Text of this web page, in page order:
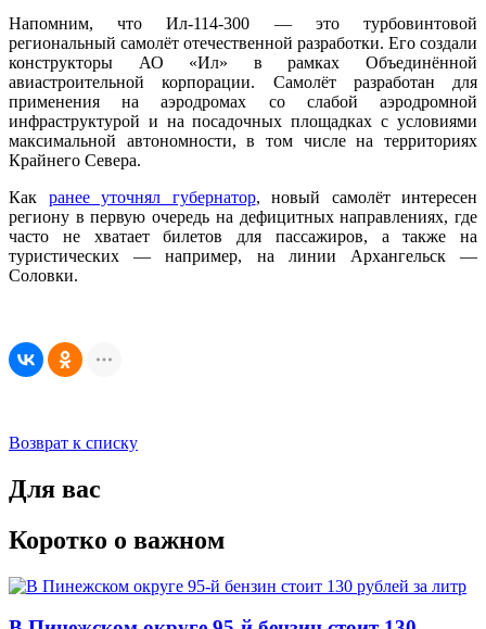
Напомним, что Ил‑114‑300 — это турбовинтовой
региональный самолёт отечественной разработки. Его создали
конструкторы АО «Ил» в рамках Объединённой
авиастроительной корпорации. Самолёт разработан для
применения на аэродромах со слабой аэродромной
инфраструктурой и на посадочных площадках с условиями
максимальной автономности, в том числе на территориях
Крайнего Севера.
Как ранее уточнял губернатор, новый самолёт интересен
региону в первую очередь на дефицитных направлениях, где
часто не хватает билетов для пассажиров, а также на
туристических — например, на линии Архангельск —
Соловки.
Возврат к списку
Для вас
Коротко о важном